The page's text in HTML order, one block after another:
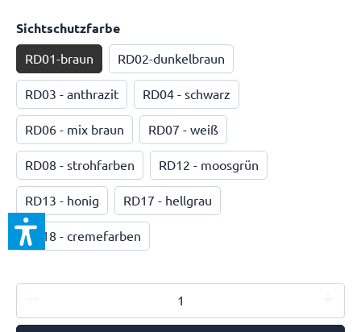
Sichtschutzfarbe
RD01-braun RD02-dunkelbraun
RD03 - anthrazit RD04 - schwarz
RD06 - mix braun RD07 - weiß
RD08 - strohfarben RD12 - moosgrün
RD13 - honig RD17 - hellgrau
RD18 - cremefarben